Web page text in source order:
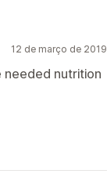
12 de março de 2019
needed nutrition